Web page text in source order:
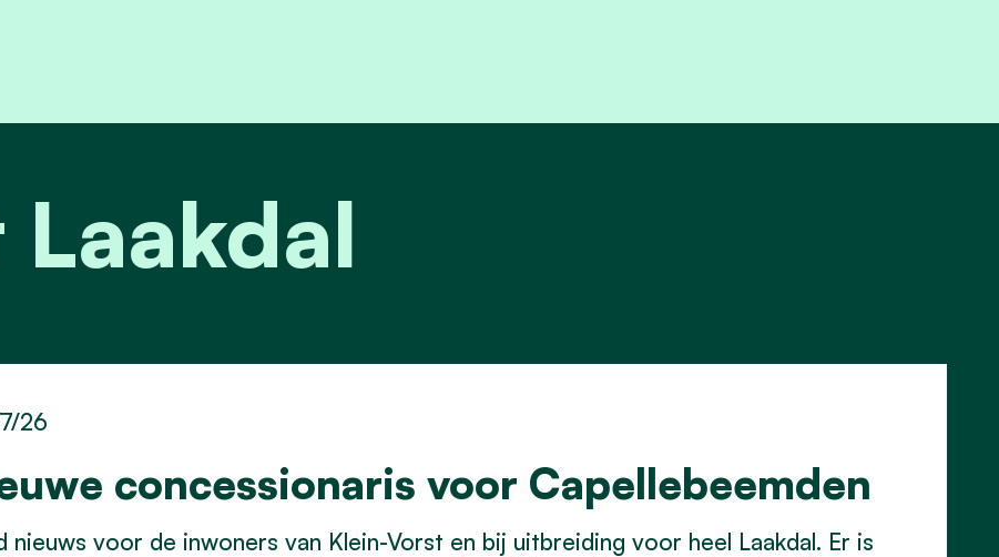
concessionaris voor Capellebeemden
26
nieuws voor de inwoners van Klein-Vorst en bij uitbreiding voor heel Laakdal. Er is